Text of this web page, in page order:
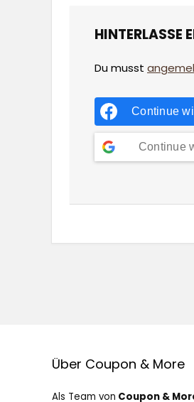
HINTERLASSE
Du musst
Continue
Continue
Über Coupon & More
Als Team von Coupon &